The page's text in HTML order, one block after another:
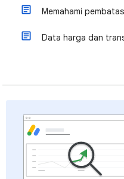
Memahami
Data harga dan